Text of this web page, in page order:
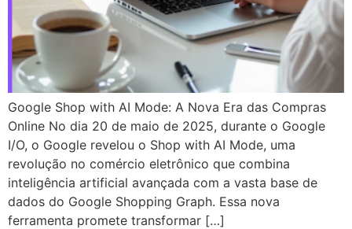
Google Shop with AI Mode: A Nova Era das Compras
Online No dia 20 de maio de 2025, durante o Google
I/O, o Google revelou o Shop with AI Mode, uma
revolução no comércio eletrônico que combina
inteligência artificial avançada com a vasta base de
dados do Google Shopping Graph. Essa nova
ferramenta promete transformar […]